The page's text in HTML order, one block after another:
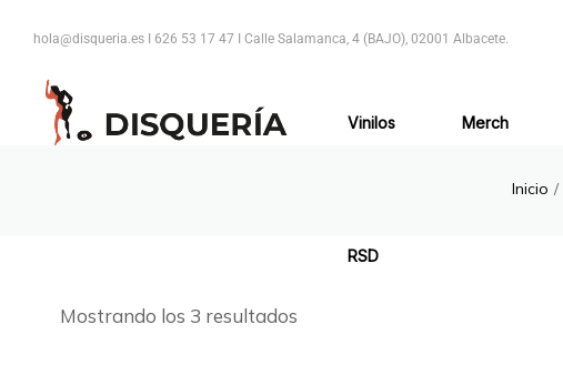
hola@disqueria.es I 626 53 17 47 I Calle Salamanca, 4 (BAJO), 02001 Albacete.
Vinilos Merch
RSD
Inicio /
Mostrando los 3 resultados